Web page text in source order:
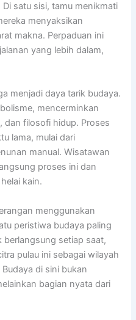
satu sisi, tamu menikmati
menyaksikan
makna. Perpaduan ini
yang lebih dalam,
menjadi daya tarik budaya.
mencerminkan
dan filosofi hidup. Proses
lama, mulai dari
manual. Wisatawan
proses ini dan
kain.
menggunakan
peristiwa budaya paling
berlangsung setiap saat,
pulau ini sebagai wilayah
di sini bukan
bagian nyata dari